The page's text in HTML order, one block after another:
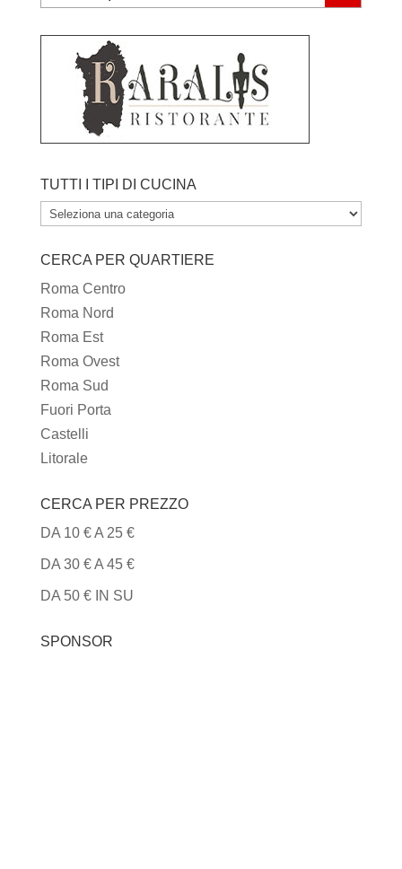
TUTTI I TIPI DI CUCINA
TUTTI
TIPI
DI
CUCINA
CERCA PER QUARTIERE
Roma Centro
Roma Nord
Roma Est
Roma Ovest
Roma Sud
Fuori Porta
Castelli
Litorale
CERCA PER PREZZO
DA 10 € A 25 €
DA 30 € A 45 €
DA 50 € IN SU
SPONSOR